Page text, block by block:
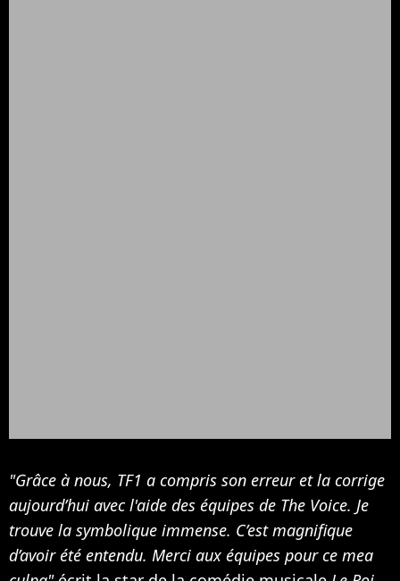
"Grâce à nous, TF1 a compris son erreur et la corrige
aujourd’hui avec l'aide des équipes de The Voice. Je
trouve la symbolique immense. C’est magnifique
d’avoir été entendu. Merci aux équipes pour ce mea